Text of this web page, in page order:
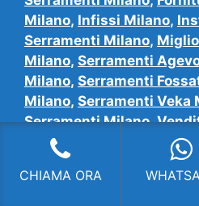
Milano, Infissi Milano,
Serramenti Milano,
Milano, Serramenti
Milano, Serramenti
Milano, Serramenti Veka
Serramenti Milano,
Milano
CHIAMA ORA